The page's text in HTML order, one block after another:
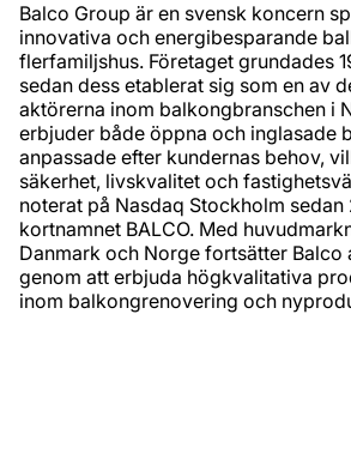
Balco Group är en svensk koncern
innovativa och energibesparande
flerfamiljshus. Företaget grundades
sedan dess etablerat sig som en av
aktörerna inom balkongbranschen i
erbjuder både öppna och inglasade
anpassade efter kundernas behov,
säkerhet, livskvalitet och
noterat på Nasdaq Stockholm sedan
kortnamnet BALCO. Med
Danmark och Norge fortsätter Balco
genom att erbjuda högkvalitativa
inom balkongrenovering och